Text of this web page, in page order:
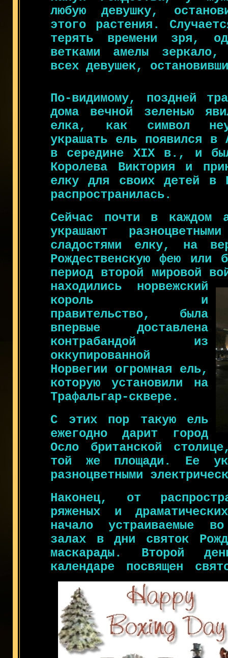
любую девушку,
этого растения.
терять времени зря,
ветками амелы
всех девушек,
По-видимому, поздней
дома вечной зеленью
елка, как символ
украшать ель появился в
в середине XIX в., и
Королева Виктория и
елку для своих детей в
распространилась.
Сейчас почти в каждом
украшают
сладостями елку, на
Рождественскую фею или
период второй мировой
находились норвежский
король и
правительство, была
впервые доставлена
контрабандой из
оккупированной
Норвегии огромная ель,
которую установили на
Трафальгар-сквере.
С этих пор такую ель
ежегодно дарит город
Осло британской
той же площади. Ее
разноцветными
Наконец, от
ряженых и
начало устраиваемые
залах в дни святок
маскарады. Второй
календаре посвящен